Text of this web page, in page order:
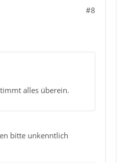
#8
alles überein.
bitte unkenntlich